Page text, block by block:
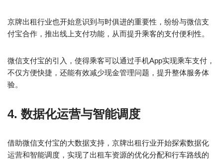
京牌出租行业也开始意识到与时俱进的重要性，纷纷与微信支
付宝合作，推出线上支付功能，从而提升乘客的支付便利性。
微信支付宝的引入，使得乘客可以通过手机App实现乘车支付，
不仅方便快捷，还能有效减少现金管理问题，提升整体服务体
验。
4. 数据化运营与智能调度
借助微信支付宝的大数据支持，京牌出租行业开始探索数据化
运营和智能调度，实现了出租车资源的优化分配和行车路线的